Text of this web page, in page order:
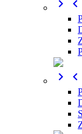
 
 